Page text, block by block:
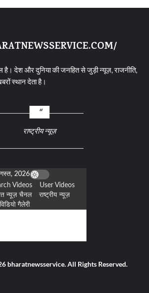
देश और दुनिया की जनहित से जुड़ी न्यूज़, राजनीति,
स्थान देता है।
राष्ट्रीय न्यूज़
bharatnewsservice. All Rights Reserved.